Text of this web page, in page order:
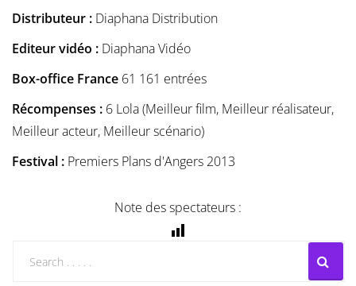
Distributeur : Diaphana Distribution
Editeur vidéo : Diaphana Vidéo
Box-office France 61 161 entrées
Récompenses : 6 Lola (Meilleur film, Meilleur réalisateur,
Meilleur acteur, Meilleur scénario)
Festival : Premiers Plans d'Angers 2013
Note des spectateurs :